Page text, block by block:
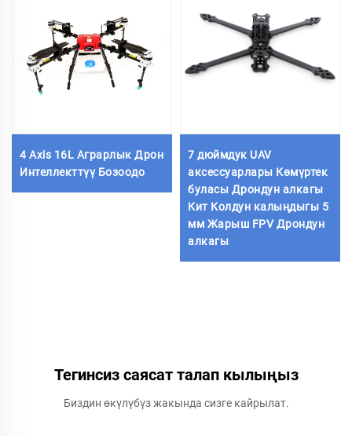
4 Axis 16L Аграрлык Дрон
Интеллекттүү Бозоодо
7 дюймдук UAV
аксессуарлары Көмүртек
буласы Дрондун алкагы
Кит Колдун калыңдыгы 5
мм Жарыш FPV Дрондун
алкагы
Тегинсиз саясат талап кылыңыз
Биздин өкүлүбүз жакында сизге кайрылат.